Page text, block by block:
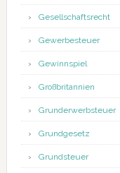
Gesellschaftsrecht
Gewerbesteuer
Gewinnspiel
Großbritannien
Grunderwerbsteuer
Grundgesetz
Grundsteuer